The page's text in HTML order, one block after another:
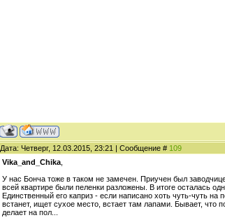
Дата: Четверг, 12.03.2015, 23:21 | Сообщение # 109
Vika_and_Chika
У нас Бонча тоже в таком не замечен. Приучен был
всей квартире были пеленки разложены. В итоге осталась
Единственный его каприз - если написано хоть чуть-чуть на
встанет, ищет сухое место, встает там лапами. Бывает, что
делает на пол...